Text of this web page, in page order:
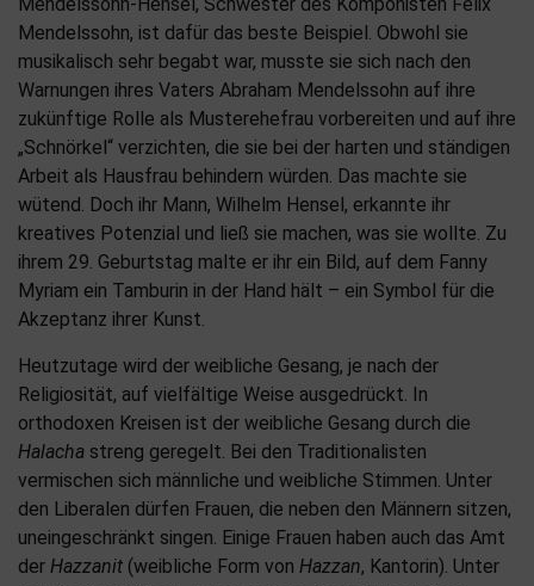
Mendelssohn, ist dafür das beste Beispiel. Obwohl sie
musikalisch sehr begabt war, musste sie sich nach den
Warnungen ihres Vaters Abraham Mendelssohn auf ihre
zukünftige Rolle als Musterehefrau vorbereiten und auf ihre
„Schnörkel“ verzichten, die sie bei der harten und ständigen
Arbeit als Hausfrau behindern würden. Das machte sie
wütend. Doch ihr Mann, Wilhelm Hensel, erkannte ihr
kreatives Potenzial und ließ sie machen, was sie wollte. Zu
ihrem 29. Geburtstag malte er ihr ein Bild, auf dem Fanny
Myriam ein Tamburin in der Hand hält – ein Symbol für die
Akzeptanz ihrer Kunst.
Heutzutage wird der weibliche Gesang, je nach der
Religiosität, auf vielfältige Weise ausgedrückt. In
orthodoxen Kreisen ist der weibliche Gesang durch die
Halacha streng geregelt. Bei den Traditionalisten
vermischen sich männliche und weibliche Stimmen. Unter
den Liberalen dürfen Frauen, die neben den Männern sitzen,
uneingeschränkt singen. Einige Frauen haben auch das Amt
der Hazzanit (weibliche Form von Hazzan, Kantorin). Unter